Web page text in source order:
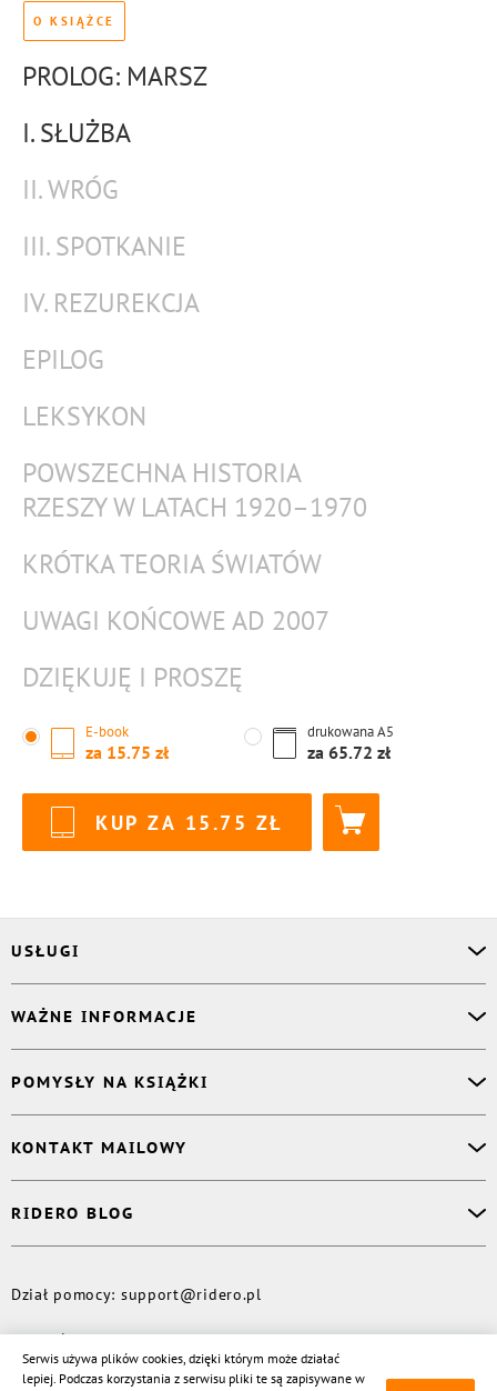
O KSIĄŻCE
PROLOG: MARSZ
I. SŁUŻBA
II. WRÓG
III. SPOTKANIE
IV. REZUREKCJA
EPILOG
LEKSYKON
POWSZECHNA HISTORIA
RZESZY W LATACH 1920–1970
KRÓTKA TEORIA ŚWIATÓW
UWAGI KOŃCOWE AD 2007
DZIĘKUJĘ I PROSZĘ
E-book
za 15.75
drukowanaA5
za 65.72
KUP ZA 15.75
USŁUGI
Korektor
Projektant okładki
Druk Twojej książki
Publikacja
WAŻNE INFORMACJE
Książki Ridero
Pomoc
Polityka prywatności
POMYSŁY NA KSIĄŻKI
Dzienniczek malucha
Książka eksperta
Wydaj tomik poezji
KONTAKT MAILOWY
Kontakt dla mediów
RIDERO BLOG
Więcej
© Rideró, 2013—2026
Dział pomocy: support@ridero.pl
Serwis używa plików cookies, dzięki którym może działać
lepiej. Podczas korzystania z serwisu pliki te są zapisywane w